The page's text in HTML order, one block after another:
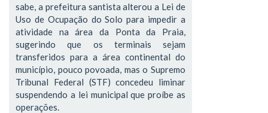
sabe, a prefeitura santista alterou a Lei de
Uso de Ocupação do Solo para impedir a
atividade na área da Ponta da Praia,
sugerindo que os terminais sejam
transferidos para a área continental do
município, pouco povoada, mas o Supremo
Tribunal Federal (STF) concedeu liminar
suspendendo a lei municipal que proíbe as
operações.